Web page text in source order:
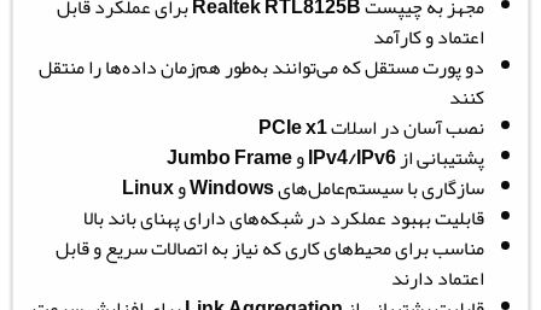
اعتماد و کارآمد
دو پورت مستقل که می‌توانند به‌طور هم‌زمان داده‌ها را منتقل
کنند
نصب آسان در اسلاتPCIe x1
پشتیبانی ازIPv4/IPv6وJumbo Frame
سازگاری با سیستم‌عامل‌هایWindowsوLinux
قابلیت بهبود عملکرد در شبکه‌های دارای پهنای باند بالا
مناسب برای محیط‌های کاری که نیاز به اتصالات سریع و قابل
اعتماد دارند